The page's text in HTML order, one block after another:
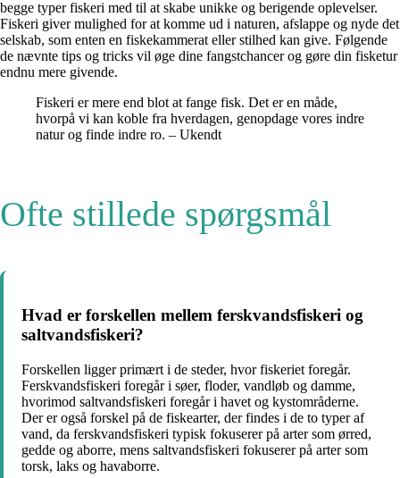
begge typer fiskeri med til at skabe unikke og berigende oplevelser.
Fiskeri giver mulighed for at komme ud i naturen, afslappe og nyde det
selskab, som enten en fiskekammerat eller stilhed kan give. Følgende
de nævnte tips og tricks vil øge dine fangstchancer og gøre din fisketur
endnu mere givende.
Fiskeri er mere end blot at fange fisk. Det er en måde,
hvorpå vi kan koble fra hverdagen, genopdage vores indre
natur og finde indre ro. – Ukendt
Ofte stillede spørgsmål
Hvad er forskellen mellem ferskvandsfiskeri og
saltvandsfiskeri?
Forskellen ligger primært i de steder, hvor fiskeriet foregår.
Ferskvandsfiskeri foregår i søer, floder, vandløb og damme,
hvorimod saltvandsfiskeri foregår i havet og kystområderne.
Der er også forskel på de fiskearter, der findes i de to typer af
vand, da ferskvandsfiskeri typisk fokuserer på arter som ørred,
gedde og aborre, mens saltvandsfiskeri fokuserer på arter som
torsk, laks og havaborre.